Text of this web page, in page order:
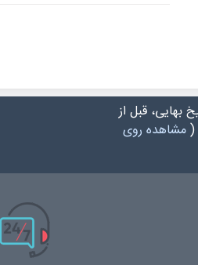
بهایی، قبل از
مشاهده روی